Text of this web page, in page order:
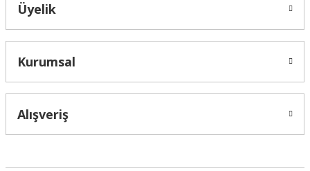
Üyelik
Kurumsal
Alışveriş